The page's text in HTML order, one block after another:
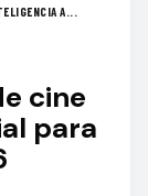
A...
cine
para